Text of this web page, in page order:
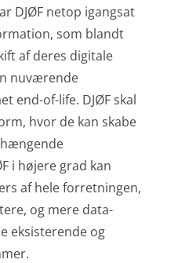
DJØF netop igangsat
som blandt
af deres digitale
nuværende
end-of-life. DJØF skal
hvor de kan skabe
i højere grad kan
af hele forretningen,
og mere data-
eksisterende og